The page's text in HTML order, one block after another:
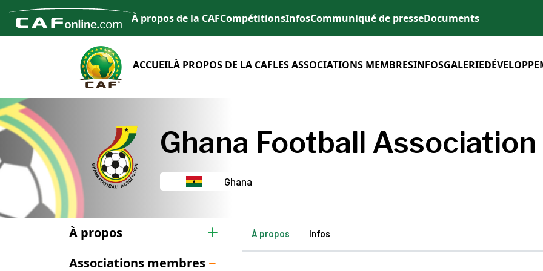
À propos de la CAFCompétitionsInfosCommuniqué de presseDocuments
ACCUEILÀ PROPOS DE LA CAFLES ASSOCIATIONS MEMBRESINFOSGALERIE
Ghana Football Association
Ghana
À propos
Associations membres
À propos Infos